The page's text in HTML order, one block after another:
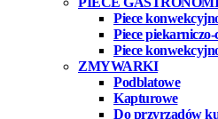
Piece
Piece
Piece
ZMYWARKI
Podblatowe
Kapturowe
Do przyrządów